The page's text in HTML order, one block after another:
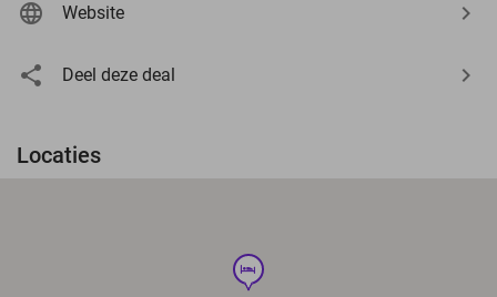
Website
Deel deze deal
Locaties
hotel